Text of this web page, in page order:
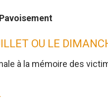
Pavoisement
OU LE
à la mémoire des